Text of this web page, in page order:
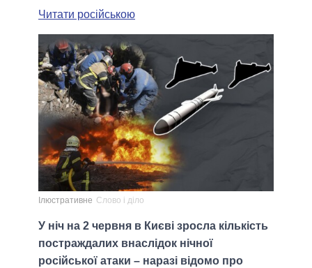
Читати російською
Ілюстративне Слово і діло
У ніч на 2 червня в Києві зросла кількість
постраждалих внаслідок нічної
російської атаки – наразі відомо про